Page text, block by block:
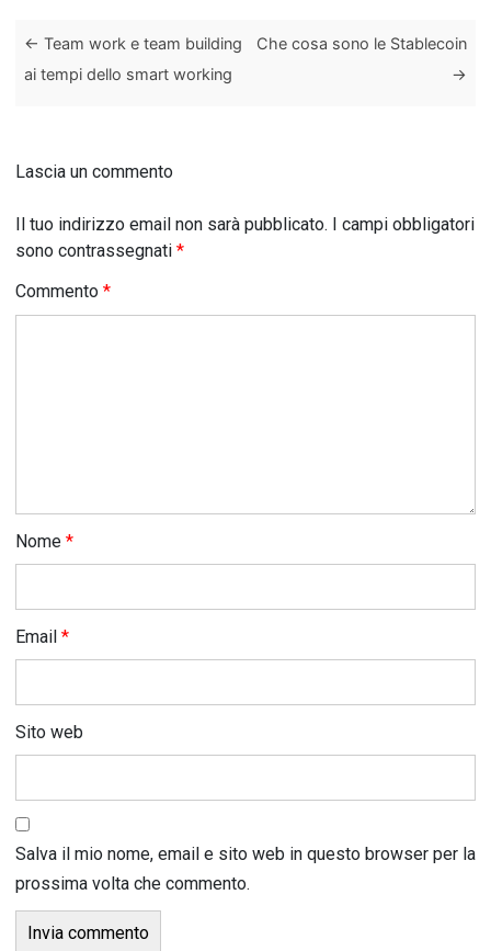
← Team work e team building
ai tempi dello smart working
Che cosa sono le Stablecoin
→
Lascia un commento
Il tuo indirizzo email non sarà pubblicato.
I campi obbligatori
sono contrassegnati *
Commento *
Nome *
Email *
Sito web
Salva il mio nome, email e sito web in questo browser per la
prossima volta che commento.